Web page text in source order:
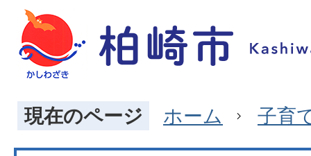
現在のページ ホーム 子育